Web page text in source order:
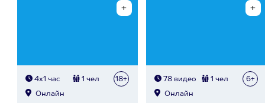
4х1 час 1 чел 18+
Онлайн
78 видео 1 чел 6+
Онлайн